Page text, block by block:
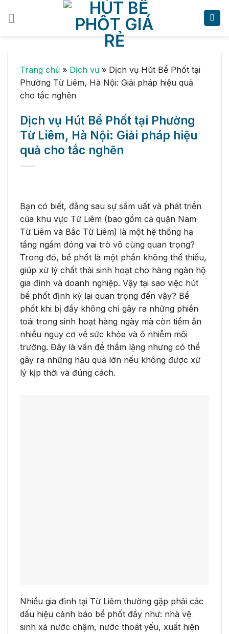
Trang chủ » Dịch vụ » Dịch vụ Hút Bể Phốt tại
Phường Từ Liêm, Hà Nội: Giải pháp hiệu quả
cho tắc nghẽn
Dịch vụ Hút Bể Phốt tại Phường
Từ Liêm, Hà Nội: Giải pháp hiệu
quả cho tắc nghẽn
Bạn có biết, đằng sau sự sầm uất và phát triển
của khu vực Từ Liêm (bao gồm cả quận Nam
Từ Liêm và Bắc Từ Liêm) là một hệ thống hạ
tầng ngầm đóng vai trò vô cùng quan trọng?
Trong đó, bể phốt là một phần không thể thiếu,
giúp xử lý chất thải sinh hoạt cho hàng ngàn hộ
gia đình và doanh nghiệp. Vậy tại sao việc hút
bể phốt định kỳ lại quan trọng đến vậy? Bể
phốt khi bị đầy không chỉ gây ra những phiền
toái trong sinh hoạt hàng ngày mà còn tiềm ẩn
nhiều nguy cơ về sức khỏe và ô nhiễm môi
trường. Đây là vấn đề thầm lặng nhưng có thể
gây ra những hậu quả lớn nếu không được xử
lý kịp thời và đúng cách.
Nhiều gia đình tại Từ Liêm thường gặp phải các
dấu hiệu cảnh báo bể phốt đầy như: nhà vệ
sinh xả nước chậm, nước thoát yếu, xuất hiện